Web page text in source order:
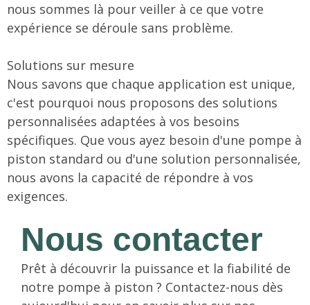
nous sommes là pour veiller à ce que votre
expérience se déroule sans problème.
Solutions sur mesure
Nous savons que chaque application est unique,
c'est pourquoi nous proposons des solutions
personnalisées adaptées à vos besoins
spécifiques. Que vous ayez besoin d'une pompe à
piston standard ou d'une solution personnalisée,
nous avons la capacité de répondre à vos
exigences.
Nous contacter
Prêt à découvrir la puissance et la fiabilité de
notre pompe à piston ? Contactez-nous dès